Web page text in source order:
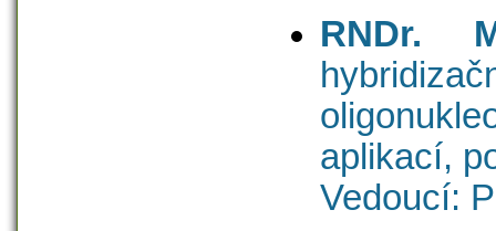
RNDr.
aplikací,
Vedoucí: